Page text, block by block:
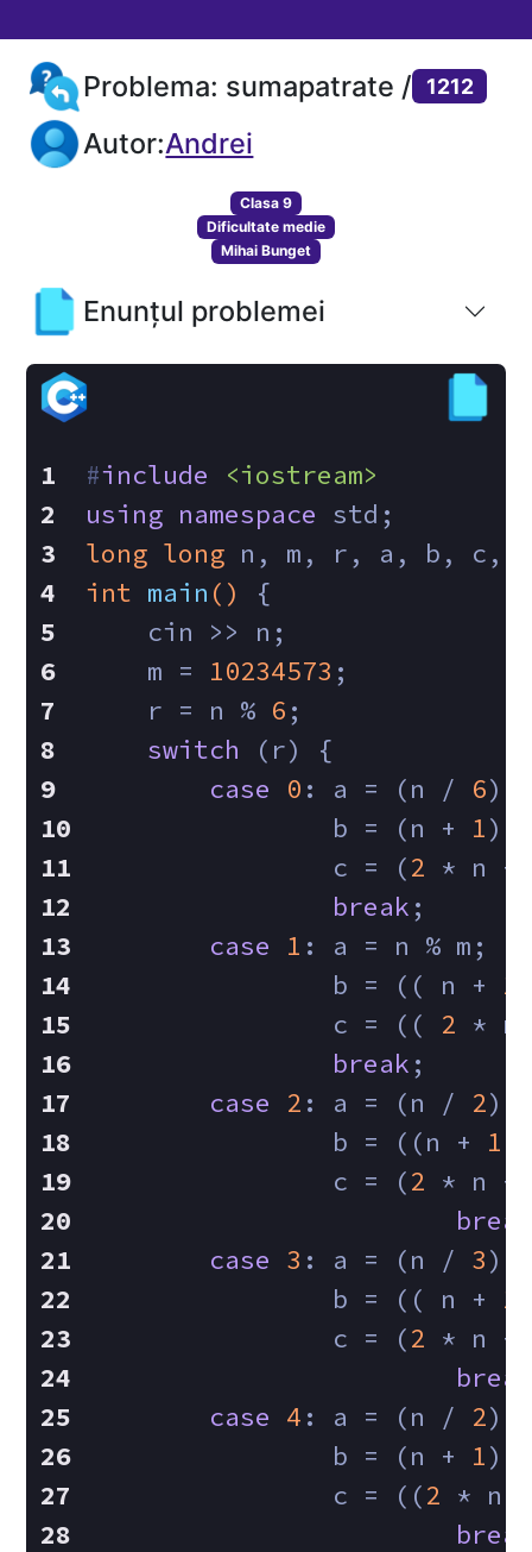
Problema: sumapatrate / 1212
Autor:Andrei
Clasa 9
Dificultate medie
Mihai Bunget
Enunțul problemei
#include
<iostream>
using namespace std;
long long n, m, r, a, b, c,
int main ()
{
    cin >> n;
    m =
10234573 ;
    r = n %
6 ;
switch (r) {
case
0 : a = (n / 6)
                b = (n +
1)
                c = (
2 * n
break ;
case
1 : a = n % m;
                b = (( n +
1
                c = ((
2 *
break ;
case
2 : a = (n / 2)
                b = ((n +
1
                c = (
2 * n
case 3 : a = (n / 3)
                b = (( n +
1
                c = (
2 * n
case 4 : a = (n / 2)
                b = (n +
1)
                c = ((
2 * n